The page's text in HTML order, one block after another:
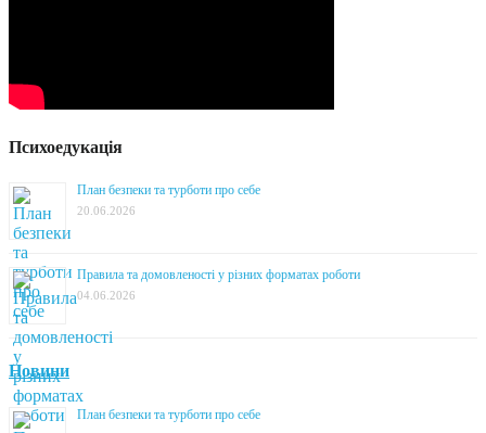
Психоедукація
План безпеки та турботи про себе
20.06.2026
Правила та домовленості у різних форматах роботи
04.06.2026
Новини
План безпеки та турботи про себе